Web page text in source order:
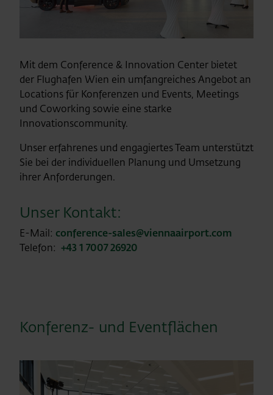
Mit dem Conference & Innovation Center bietet
der Flughafen Wien ein umfangreiches Angebot an
Locations für Konferenzen und Events, Meetings
und Coworking sowie eine starke
Innovationscommunity.
Unser erfahrenes und engagiertes Team unterstützt
Sie bei der individuellen Planung und Umsetzung
ihrer Anforderungen.
Unser Kontakt:
E-Mail: conference-sales@viennaairport.com
Telefon: +43 1 7007 26920
Konferenz- und Eventflächen